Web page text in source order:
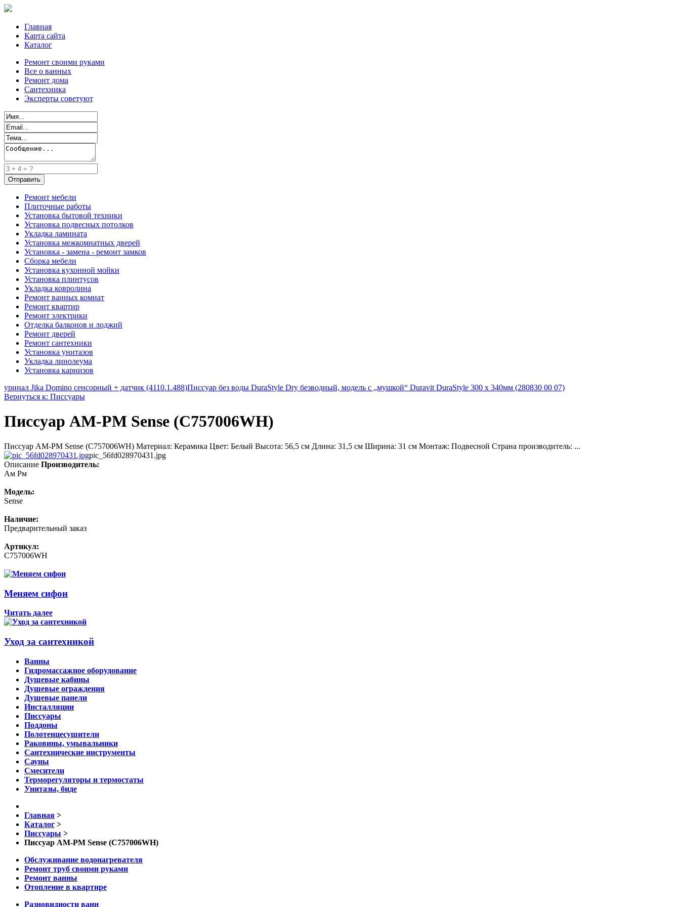
Главная
Карта сайта
Каталог
Ремонт своими руками
Все о ванных
Ремонт дома
Сантехника
Эксперты советуют
Ремонт мебели
Плиточные работы
Установка бытовой техники
Установка подвесных потолков
Укладка ламината
Установка межкомнатных дверей
Установка - замена - ремонт замков
Сборка мебели
Установка кухонной мойки
Установка плинтусов
Укладка ковролина
Ремонт ванных комнат
Ремонт квартир
Ремонт электрики
Отделка балконов и лоджий
Ремонт дверей
Ремонт сантехники
Установка унитазов
Укладка линолеума
Установка карнизов
уринал Jika Domino сенсорный + датчик (4110.1.488)Писсуар без воды DuraStyle Dry безводный, модель с „мушкой“ Duravit DuraStyle 300 x 340мм (280830 00 07)
Вернуться к: Писсуары
Писсуар AM-PM Sense (C757006WH)
Писсуар AM-PM Sense (C757006WH) Материал: Керамика Цвет: Белый Высота: 56,5 см Длина: 31,5 см Ширина: 31 см Монтаж: Подвесной Cтрана производитель: ...
pic_56fd028970431.jpg
Описание Производитель:
Aм Рм
Модель:
Sense
Наличие:
Предварительный заказ
Артикул:
C757006WH
Меняем сифон
Читать далее
Уход за сантехникой
Ванны
Гидромассажное оборудование
Душевые кабины
Душевые ограждения
Душевые панели
Инсталляции
Писсуары
Поддоны
Полотенцесушители
Раковины, умывальники
Сантехнические инструменты
Сауны
Смесители
Терморегуляторы и термостаты
Унитазы, биде
Главная >
Каталог >
Писсуары >
Писсуар AM-PM Sense (C757006WH)
Обслуживание водонагревателя
Ремонт труб своими руками
Ремонт ванны
Отопление в квартире
Разновидности ванн